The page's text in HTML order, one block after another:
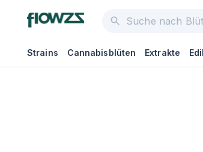
Strains Cannabisblüten Extrakte